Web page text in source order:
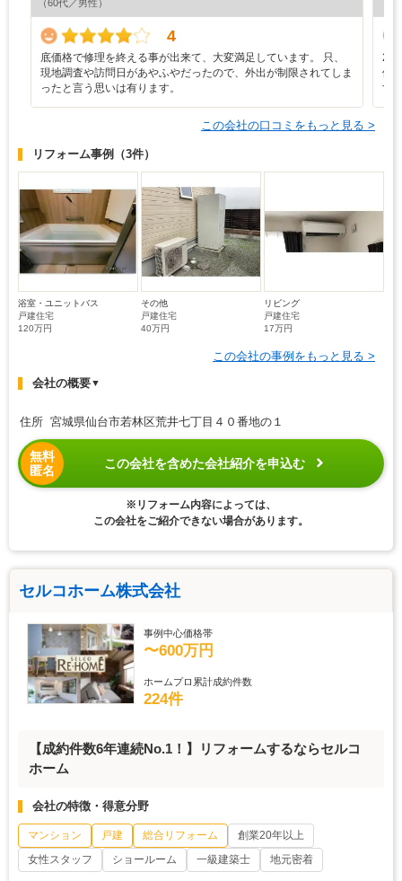
（60代／男性）
4
底価格で修理を終える事が出来て、大変満足しています。 只、
現地調査や訪問日があやふやだったので、外出が制限されてしま
ったと言う思いは有ります。
2年
修
す
この会社の口コミをもっと見る >
リフォーム事例 （3件）
浴室・ユニットバス
戸建住宅
120万円
その他
戸建住宅
40万円
リビング
戸建住宅
17万円
この会社の事例をもっと見る >
会社の概要▼
住所 宮城県仙台市若林区荒井七丁目４０番地の１
無料
匿名
この会社を含めた会社紹介を申込む
※リフォーム内容によっては、
この会社をご紹介できない場合があります。
セルコホーム株式会社
事例中心価格帯
〜600万円
ホームプロ累計成約件数
224件
【成約件数6年連続No.1！】リフォームするならセルコ
ホーム
会社の特徴・得意分野
マンション 戸建 総合リフォーム
創業20年以上
女性スタッフ
ショールーム 一級建築士 地元密着